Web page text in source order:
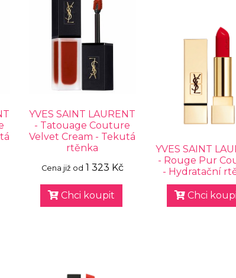
YVES SAINT LAURENT
- Tatouage Couture
Velvet Cream - Tekutá
rtěnka
Cena již od 1 323 Kč
Chci koupit
YVES SAINT
- Rouge Pur
- Hydratační
Chci